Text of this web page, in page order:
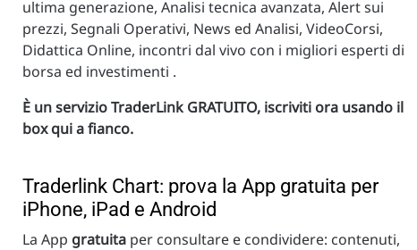
ultima generazione, Analisi tecnica avanzata, Alert sui
prezzi, Segnali Operativi, News ed Analisi, VideoCorsi,
Didattica Online, incontri dal vivo con i migliori esperti di
borsa ed investimenti .
È un servizio TraderLink GRATUITO, iscriviti ora usando il
box qui a fianco.
Traderlink Chart: prova la App gratuita per
iPhone, iPad e Android
La App gratuita per consultare e condividere: contenuti,